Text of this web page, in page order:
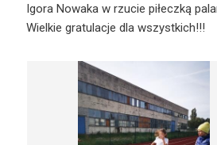
Igora Nowaka w rzucie piłeczką
Wielkie gratulacje dla wszystkich!!!